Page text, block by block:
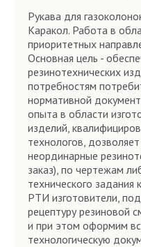
Рукава для
Каракол. Работа в
приоритетных
Основная цель -
резинотехнических
потребностям
нормативной
опыта в области
изделий,
технологов,
неординарные
заказ), по чертежам
технического
РТИ изготовители,
рецептуру резиновой
и при этом оформим
технологическую